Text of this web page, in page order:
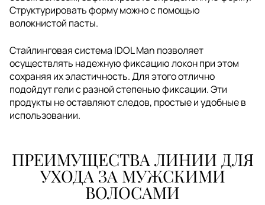
Структурировать форму можно с помощью
волокнистой пасты.
Стайлинговая система IDOL Man позволяет
осуществлять надежную фиксацию локон при этом
сохраняя их эластичность. Для этого отлично
подойдут гели с разной степенью фиксации. Эти
продукты не оставляют следов, простые и удобные в
использовании.
ПРЕИМУЩЕСТВА ЛИНИИ ДЛЯ
УХОДА ЗА МУЖСКИМИ
ВОЛОСАМИ